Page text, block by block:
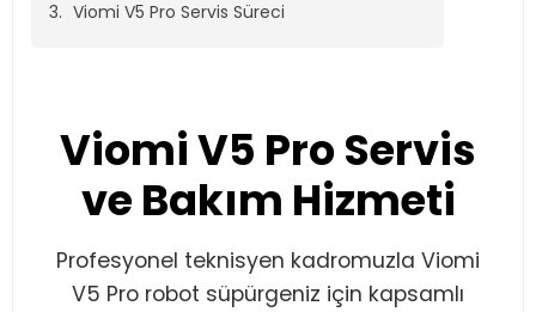
Viomi V5 Pro Servis Süreci
Viomi V5 Pro Servis
ve Bakım Hizmeti
Profesyonel teknisyen kadromuzla Viomi
V5 Pro robot süpürgeniz için kapsamlı